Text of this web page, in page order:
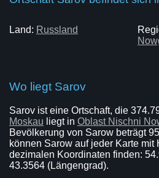
Land: Russland
Wo liegt Sarov
Sarov ist eine Ortschaft, die
Moskau liegt in Oblast Nischni
Bevölkerung von Sarow beträgt
können Sarow auf jeder Karte mit
dezimalen Koordinaten finden:
43.3564 (Längengrad).